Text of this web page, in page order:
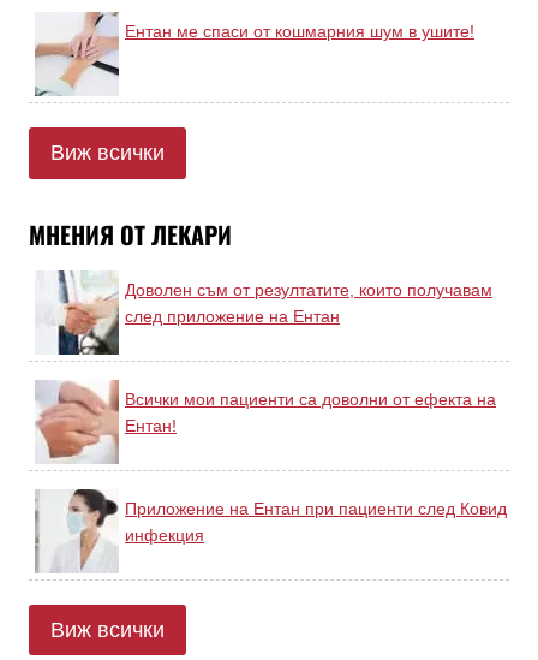
Ентан ме спаси от кошмарния шум в ушите!
Виж всички
МНЕНИЯ ОТ ЛЕКАРИ
Доволен съм от резултатите, които получавам
след приложение на Ентан
Всички мои пациенти са доволни от ефекта на
Ентан!
Приложение на Ентан при пациенти след Ковид
инфекция
Виж всички